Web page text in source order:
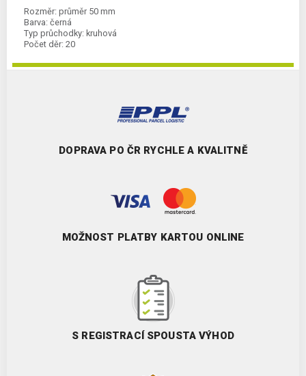
Rozměr: průměr 50 mm
Barva: černá
Typ průchodky: kruhová
Počet děr: 20
DOPRAVA PO ČR RYCHLE A KVALITNĚ
MOŽNOST PLATBY KARTOU ONLINE
S REGISTRACÍ SPOUSTA VÝHOD